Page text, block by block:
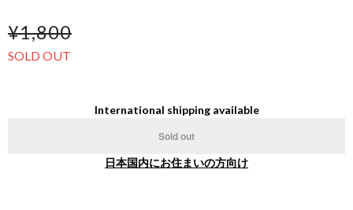
¥1,800
SOLD OUT
International shipping available
Sold out
日本国内にお住まいの方向け